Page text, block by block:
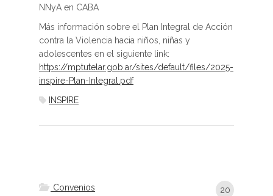
NNyA en CABA
Más información sobre el Plan Integral de Acción
contra la Violencia hacia niños, niñas y
adolescentes en el siguiente link:
https://mptutelar.gob.ar/sites/default/files/2025-
inspire-Plan-Integral.pdf
INSPIRE
Convenios 20